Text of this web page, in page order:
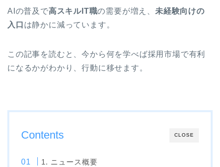
AIの普及で高スキルIT職の需要が増え、 未経験向けの
入口 は静かに減っています。
この記事を読むと、今から何を学べば採用市場で有利
になるかがわかり、行動に移せます。
CLOSE
Contents
1. ニュース概要